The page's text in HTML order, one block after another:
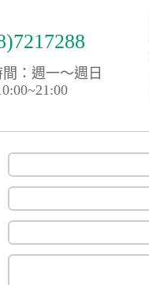
：週一～週日